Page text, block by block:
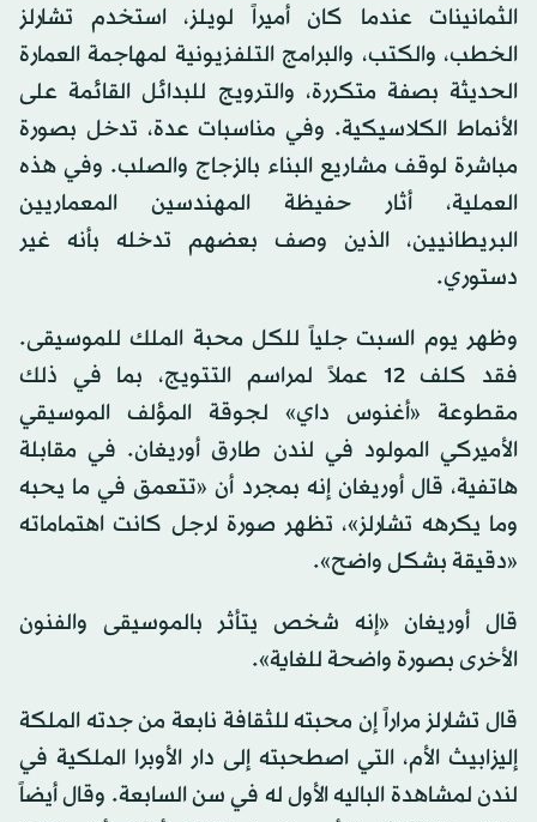
الثمانينات عندما كان أميراً لويلز، استخدم تشارلز
الخطب، والكتب، والبرامج التلفزيونية لمهاجمة العمارة
الحديثة بصفة متكررة، والترويج للبدائل القائمة على
الأنماط الكلاسيكية. وفي مناسبات عدة، تدخل بصورة
مباشرة لوقف مشاريع البناء بالزجاج والصلب. وفي هذه
العملية، أثار حفيظة المهندسين المعماريين
البريطانيين، الذين وصف بعضهم تدخله بأنه غير
دستوري.
وظهر يوم السبت جلياً للكل محبة الملك للموسيقى.
فقد كلف 12 عملاً لمراسم التتويج، بما في ذلك
مقطوعة «أغنوس داي» لجوقة المؤلف الموسيقي
الأميركي المولود في لندن طارق أوريغان. في مقابلة
هاتفية، قال أوريغان إنه بمجرد أن «تتعمق في ما يحبه
وما يكرهه تشارلز»، تظهر صورة لرجل كانت اهتماماته
«دقيقة بشكل واضح».
قال أوريغان «إنه شخص يتأثر بالموسيقى والفنون
الأخرى بصورة واضحة للغاية».
قال تشارلز مراراً إن محبته للثقافة نابعة من جدته الملكة
إليزابيث الأم، التي اصطحبته إلى دار الأوبرا الملكية في
لندن لمشاهدة الباليه الأول له في سن السابعة. وقال أيضاً